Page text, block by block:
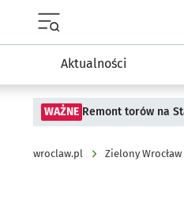
Aktualności
WAŻNE Remont torów na
wroclaw.pl Zielony Wrocław